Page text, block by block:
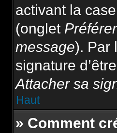
activant la
(onglet
message). Par
signature
Attacher sa
Haut
» Comment